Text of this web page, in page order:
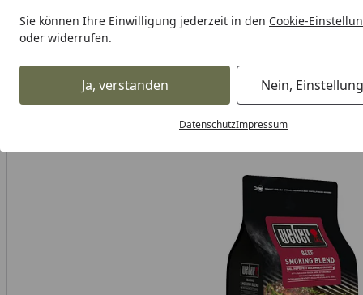
Sie können Ihre Einwilligung jederzeit in den Cookie-
oder widerrufen.
Ja, verstanden Nein,
DatenschutzImpressum
Karibu Pools inkl.
Dein Traumpool im Sorglos-
Grillzubehör Räuchern & Smoken